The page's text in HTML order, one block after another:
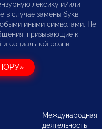
лексику и/или
в случае замены букв
иными символами. Не
призывающие к
социальной розни.
Международная
деятельность